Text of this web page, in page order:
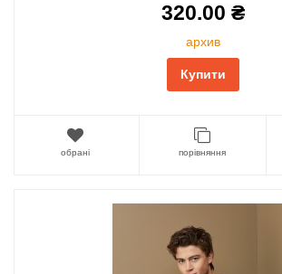
320.00 ₴
архив
Купити
обрані порівняння